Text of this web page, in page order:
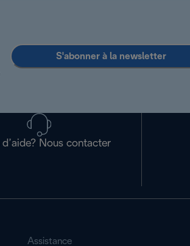
S'abonner à la newsletter
d’aide? Nous contacter
Assistance